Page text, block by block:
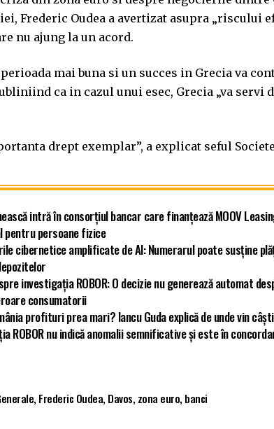
Frederic Oudea a avertizat asupra „riscului
nu ajung la un acord.
mai buna si un succes in Grecia va
ca in cazul unui esec, Grecia „va
drept exemplar”, a explicat seful
intră în consorțiul bancar care finanțează MOOV
pentru persoane fizice
cibernetice amplificate de AI: Numerarul poate susține
investigația ROBOR: O decizie nu generează automat
consumatorii
profituri prea mari? Iancu Guda explică de unde vin
ROBOR nu indică anomalii semnificative și este în
, Frederic Oudea, Davos, zona euro, banci